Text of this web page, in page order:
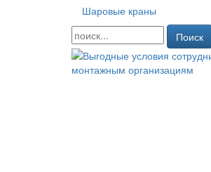
Шаровые краны
Поиск